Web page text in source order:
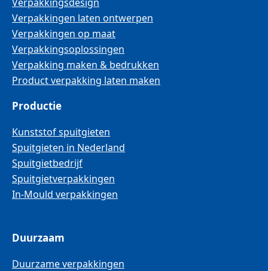
Verpakkingen laten ontwerpen
Verpakkingen op maat
Verpakkingsoplossingen
Verpakking maken & bedrukken
Product verpakking laten maken
Productie
Kunststof spuitgieten
Spuitgieten in Nederland
Spuitgietbedrijf
Spuitgietverpakkingen
In-Mould verpakkingen
Duurzaam
Duurzame verpakkingen